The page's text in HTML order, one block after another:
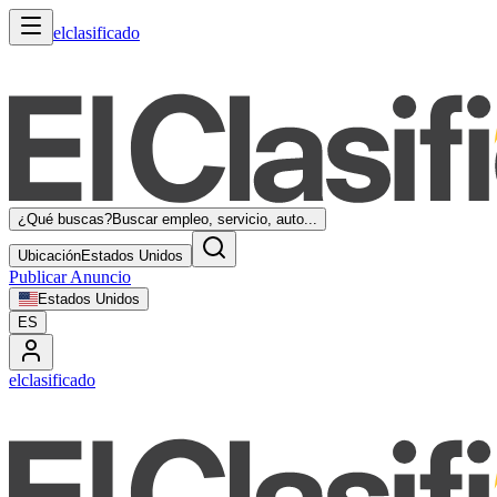
elclasificado
¿Qué buscas?Buscar empleo, servicio, auto...
UbicaciónEstados Unidos
Publicar Anuncio
Estados Unidos
ES
elclasificado